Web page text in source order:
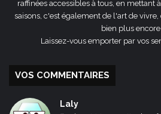
raffinées accessibles à tous, en mettant
saisons, c'est également de l'art de
bien plus encore
Laissez-vous emporter par vos
VOS COMMENTAIRES
Laly